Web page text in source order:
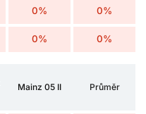
0% 0%
0% 0%
Mainz 05 II Průměr